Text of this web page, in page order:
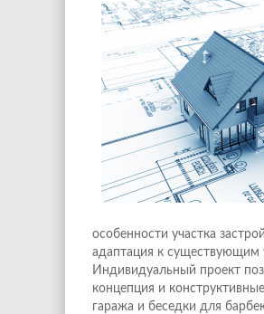
особенности участка
адаптация к существующим
Индивидуальный проект
концепция и
гаража и беседки для